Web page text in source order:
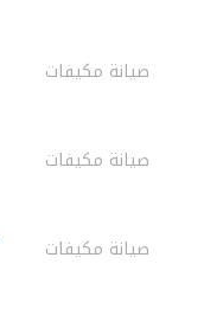
صيانة مكيفات
صيانة مكيفات
صيانة مكيفات